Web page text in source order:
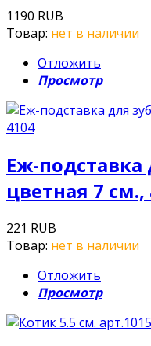
1190 RUB
Товар: нет в наличии
Отложить
Просмотр
Еж-подставка
цветная 7 см.,
221 RUB
Товар: нет в наличии
Отложить
Просмотр